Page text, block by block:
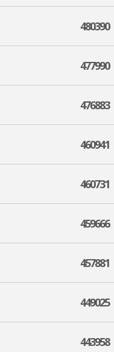
480390
477990
476883
460941
460731
459666
457881
449025
443958